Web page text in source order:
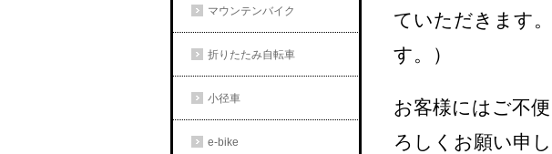
マウンテンバイク
折りたたみ自転車
小径車
e-bike
ていただきます
す。）
お客様にはご不
ろしくお願い申し